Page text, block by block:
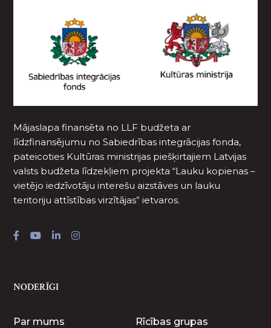
Mājaslapa finansēta no LLF budžeta ar
līdzfinansējumu no Sabiedrības integrācijas fonda,
pateicoties Kultūras ministrijas piešķirtajiem Latvijas
valsts budžeta līdzekļiem projekta “Lauku kopienas –
vietējo iedzīvotāju interešu aizstāves un lauku
teritoriju attīstības virzītājas” ietvaros.
NODERĪGI
Par mums Rīcības grupas